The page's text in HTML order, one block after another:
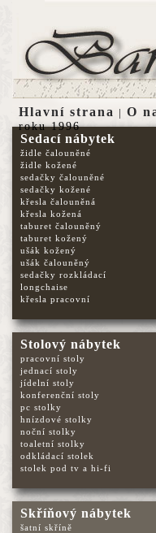
Sedací nábytek
židle čalouněné
židle kožené
sedačky čalouněné
sedačky kožené
křesla čalouněná
křesla kožená
taburet čalouněný
taburet kožený
ušák kožený
ušák čalouněný
sedačky rozkládací
longchaise
křesla pracovní
Stolový nábytek
pracovní stoly
jednací stoly
jídelní stoly
konferenční stoly
pc stolky
hnízdové stolky
noční stolky
toaletní stolky
odkládací stolek
stolek pod tv a hi-fi
Skříňový nábytek
šatní skříně
Hlavní strana | O
roku 1996